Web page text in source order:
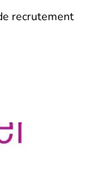
recrutement